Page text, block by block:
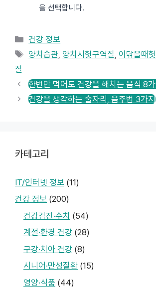
을 선택합니다.
카
테
건강 정보
태
양치습관 양치시헛구역질 이닦을때
질
한번만 먹어도 건강을 해치는 음식 8
건강을 생각하는 술자리, 음주법 3가지
카테고리
IT/인터넷 정보 (11)
건강 정보 (200)
건강검진·수치 (54)
계절·환경 건강 (28)
구강·치아 건강 (8)
시니어·만성질환 (15)
영양·식품 (44)